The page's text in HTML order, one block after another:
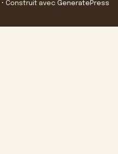
• Construit avec GeneratePress